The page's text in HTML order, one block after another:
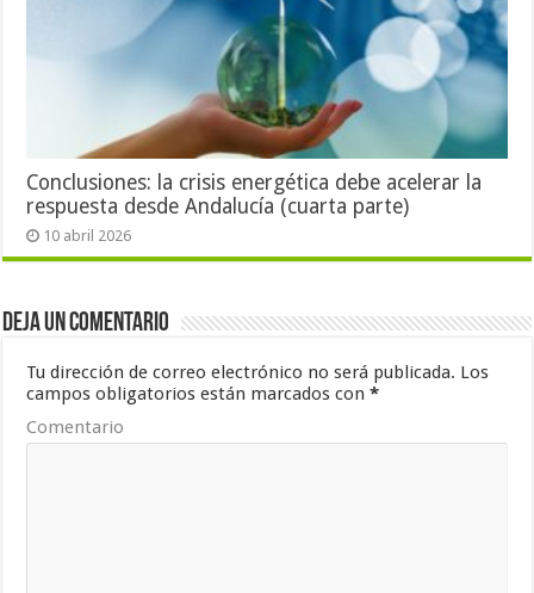
Conclusiones: la crisis energética debe acelerar la
respuesta desde Andalucía (cuarta parte)
10 abril 2026
Deja un comentario
Tu dirección de correo electrónico no será publicada. Los
campos obligatorios están marcados con*
Comentario